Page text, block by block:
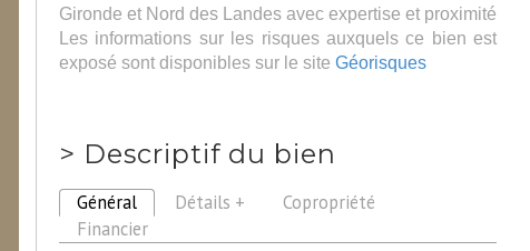
Gironde et Nord des Landes avec expertise et proximité
Les informations sur les risques auxquels ce bien est
exposé sont disponibles sur le site Géorisques
> Descriptif du bien
Général Détails +
Copropriété
Financier